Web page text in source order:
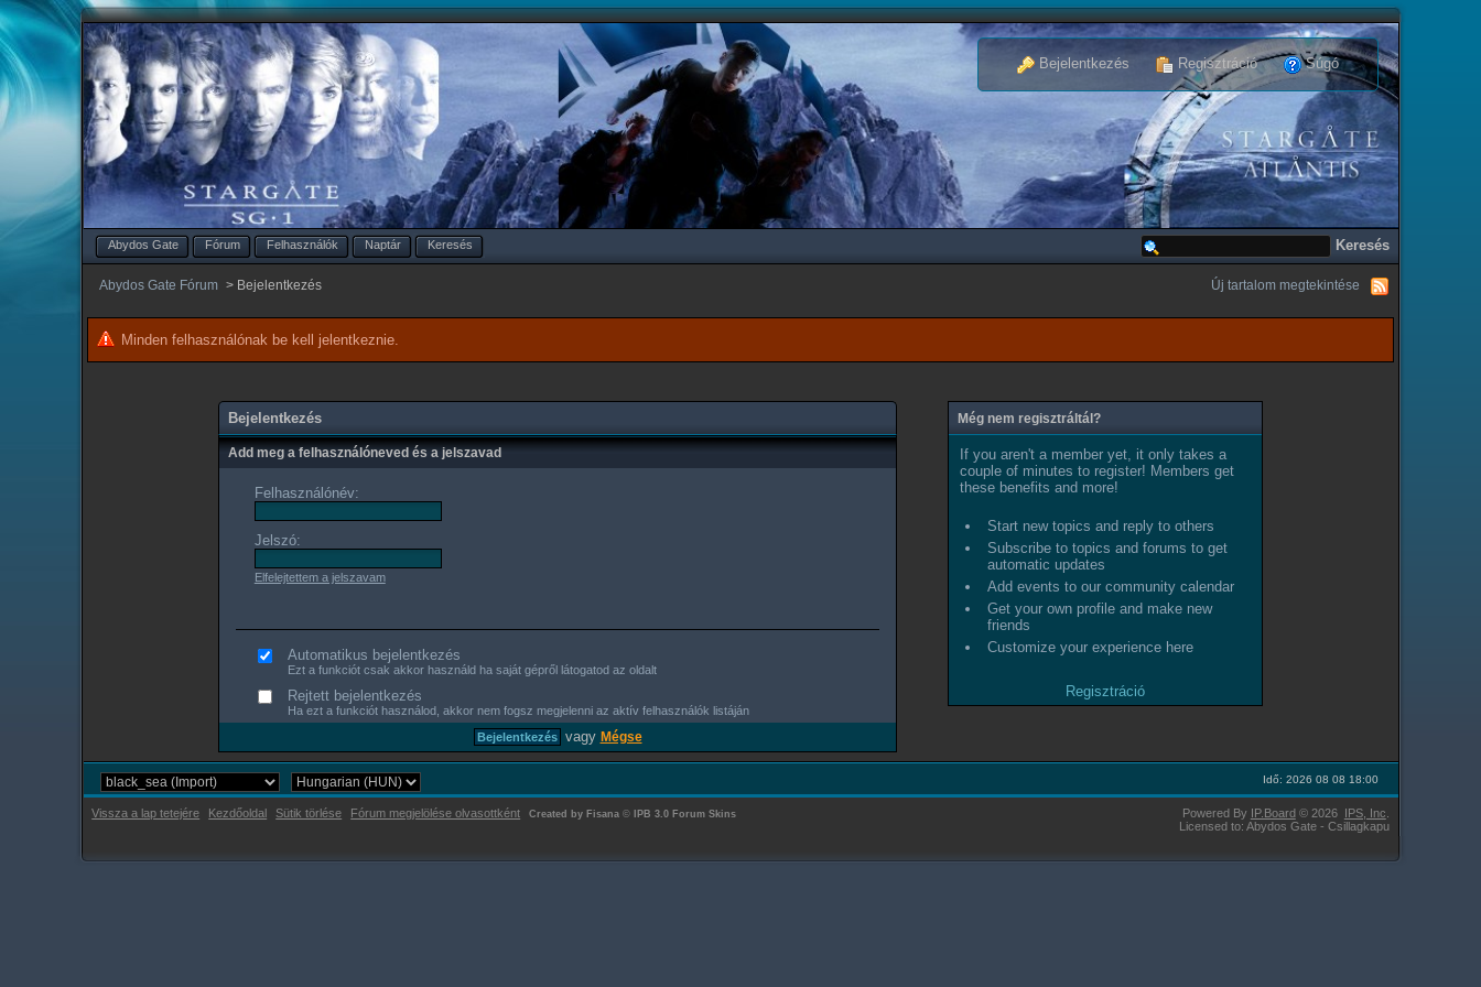
Bejelentkezés Regisztráció Súgó
Abydos Gate Fórum Felhasználók Naptár Keresés
Abydos Gate Fórum > Bejelentkezés Új tartalom megtekintése
Minden felhasználónak be kell jelentkeznie.
Bejelentkezés
Add meg a felhasználóneved és a jelszavad
Felhasználónév:
Jelszó:
Elfelejtettem a jelszavam
Automatikus bejelentkezés
Ezt a funkciót csak akkor használd ha saját gépről látogatod az oldalt
Rejtett bejelentkezés
Ha ezt a funkciót használod, akkor nem fogsz megjelenni az aktív felhasználók listáján
vagy Mégse
Még nem regisztráltál?
If you aren't a member yet, it only takes a
couple of minutes to register! Members get
these benefits and more!
Start new topics and reply to others
Subscribe to topics and forums to get
automatic updates
Add events to our community calendar
Get your own profile and make new
friends
Customize your experience here
Regisztráció
Idő: 2026 08 08 18:00
Vissza a lap tetejére Kezdőoldal Sütik törlése Fórum megjelölése olvasottként Powered By IP.Board © 2026 IPS, Inc.
Licensed to: Abydos Gate - Csillagkapu
Created by Fisana © IPB 3.0 Forum Skins